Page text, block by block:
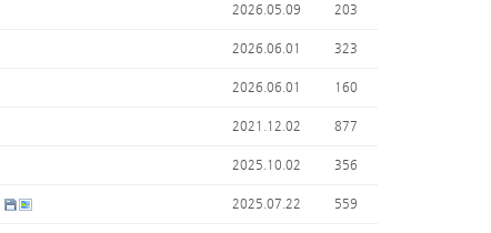
2026.05.09 203
2026.06.01 323
2026.06.01 160
2021.12.02 877
2025.10.02 356
2025.07.22 559